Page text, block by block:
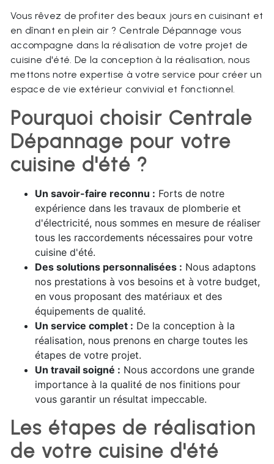
Vous rêvez de profiter des beaux jours en cuisinant et
en dînant en plein air ? Centrale Dépannage vous
accompagne dans la réalisation de votre projet de
cuisine d'été. De la conception à la réalisation, nous
mettons notre expertise à votre service pour créer un
espace de vie extérieur convivial et fonctionnel.
Pourquoi choisir Centrale
Dépannage pour votre
cuisine d'été ?
Un savoir-faire reconnu : Forts de notre
expérience dans les travaux de plomberie et
d'électricité, nous sommes en mesure de réaliser
tous les raccordements nécessaires pour votre
cuisine d'été.
Des solutions personnalisées : Nous adaptons
nos prestations à vos besoins et à votre budget,
en vous proposant des matériaux et des
équipements de qualité.
Un service complet : De la conception à la
réalisation, nous prenons en charge toutes les
étapes de votre projet.
Un travail soigné : Nous accordons une grande
importance à la qualité de nos finitions pour
vous garantir un résultat impeccable.
Les étapes de réalisation
de votre cuisine d'été